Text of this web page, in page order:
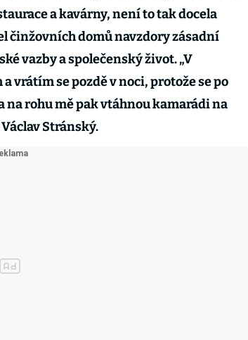
a kavárny, není to tak docela
činžovních domů navzdory zásadní
vazby a společenský život. „V
vrátím se pozdě v noci, protože se po
na rohu mě pak vtáhnou kamarádi na
Stránský.